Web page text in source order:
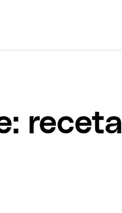
receta